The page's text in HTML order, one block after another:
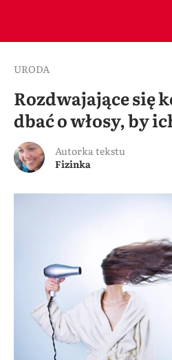
URODA
Rozdwajające się
dbać o włosy, by
Autorka tekstu
Fizinka